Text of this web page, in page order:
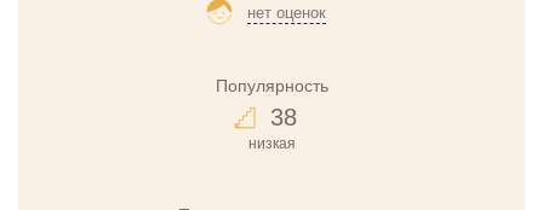
нет оценок
Популярность
38
низкая